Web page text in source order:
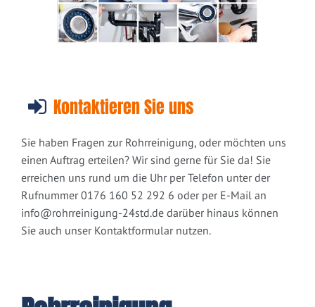
Kontaktieren Sie uns
Sie haben Fragen zur Rohrreinigung, oder möchten uns
einen Auftrag erteilen? Wir sind gerne für Sie da! Sie
erreichen uns rund um die Uhr per Telefon unter der
Rufnummer 0176 160 52 292 6 oder per E-Mail an
info@rohrreinigung-24std.de darüber hinaus können
Sie auch unser Kontaktformular nutzen.